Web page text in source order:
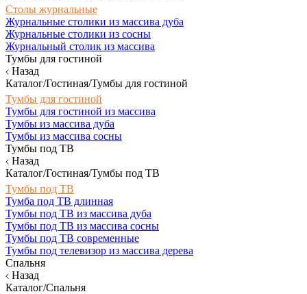
Столы журнальные
Журнальные столики из массива дуба
Журнальные столики из сосны
Журнальный столик из массива
Тумбы для гостиной
Назад
Каталог/Гостиная/Тумбы для гостиной
Тумбы для гостиной
Тумбы для гостиной из массива
Тумбы из массива дуба
Тумбы из массива сосны
Тумбы под ТВ
Назад
Каталог/Гостиная/Тумбы под ТВ
Тумбы под ТВ
Тумба под ТВ длинная
Тумбы под ТВ из массива дуба
Тумбы под ТВ из массива сосны
Тумбы под ТВ современные
Тумбы под телевизор из массива дерева
Спальня
Назад
Каталог/Спальня